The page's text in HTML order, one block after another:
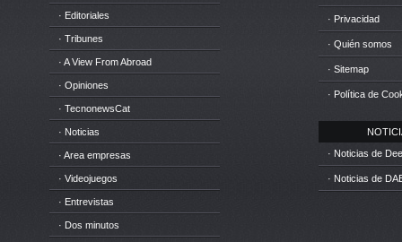
· Editoriales
· Tribunes
· A View From Abroad
· Opiniones
· TecnonewsCat
· Noticias
· Area empresas
· Videojuegos
· Entrevistas
· Dos minutos
· Privacidad
· Quién somos
· Sitemap
· Política de
· Noticias de
· Noticias de